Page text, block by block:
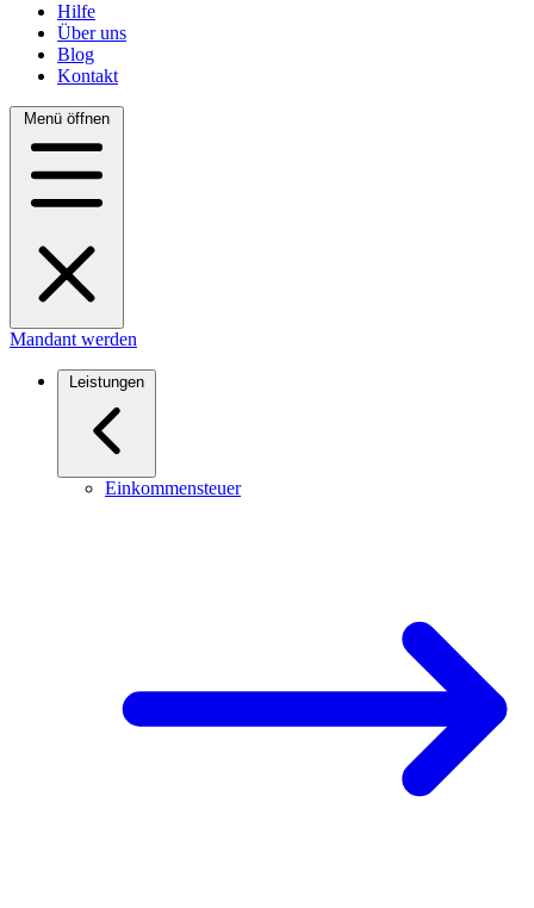
Hilfe
Über uns
Blog
Kontakt
Menü öffnen
Mandant werden
Leistungen
Einkommensteuer